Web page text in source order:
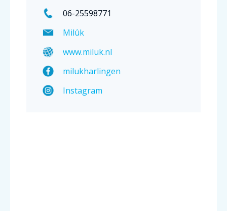
06-25598771
Milûk
www.miluk.nl
milukharlingen
Instagram